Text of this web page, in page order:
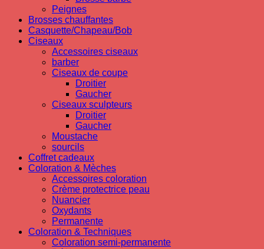
Peignes
Brosses chauffantes
Casquette/Chapeau/Bob
Ciseaux
Accessoires ciseaux
barber
Ciseaux de coupe
Droitier
Gaucher
Ciseaux sculpteurs
Droitier
Gaucher
Moustache
sourcils
Coffret cadeaux
Coloration & Mèches
Accessoires coloration
Crème protectrice peau
Nuancier
Oxydants
Permanente
Coloration & Techniques
Coloration semi-permanente